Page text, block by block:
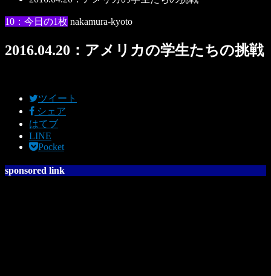
10：今日の1枚 nakamura-kyoto
2016.04.20：アメリカの学生たちの挑戦
ツイート
シェア
はてブ
LINE
Pocket
sponsored link